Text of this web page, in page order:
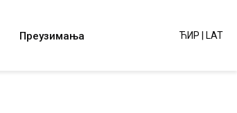
Преузимања ЋИР LAT